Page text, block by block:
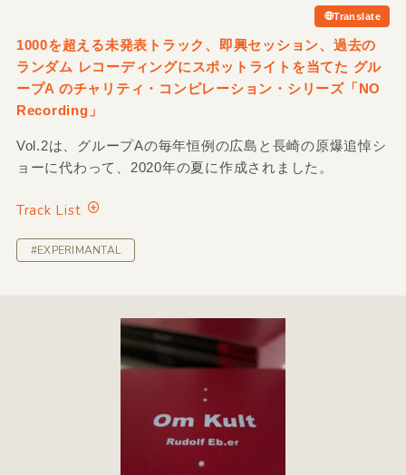
Translate
1000を超える未発表トラック、即興セッション、過去の
ランダム レコーディングにスポットライトを当てた グル
ープA のチャリティ・コンピレーション・シリーズ「NO
Recording」
Vol.2は、グループAの毎年恒例の広島と長崎の原爆追悼シ
ョーに代わって、2020年の夏に作成されました。
Track List
#EXPERIMANTAL